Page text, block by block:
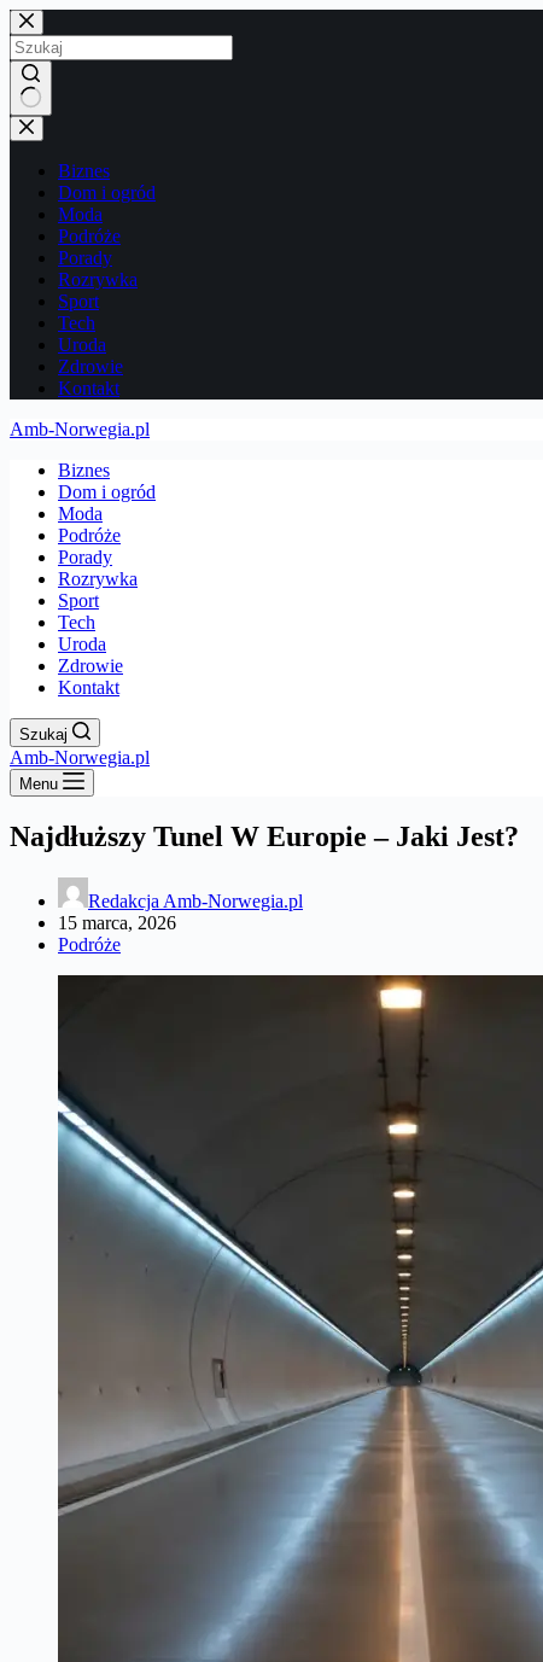
Przejdź
do
treści
Brak
wyników
Biznes
Dom i ogród
Moda
Podróże
Porady
Rozrywka
Sport
Tech
Uroda
Zdrowie
Kontakt
Amb-Norwegia.pl
Biznes
Dom i ogród
Moda
Podróże
Porady
Rozrywka
Sport
Tech
Uroda
Zdrowie
Kontakt
Szukaj
Amb-Norwegia.pl
Menu
Najdłuższy Tunel W Europie – Jaki Jest?
Redakcja Amb-Norwegia.pl
15 marca, 2026
Podróże